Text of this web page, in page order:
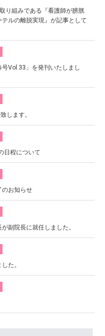
り組みである『看護師が膀胱
ルの離脱実現』が記事として
Vol.33」を発刊いたしまし
します。
日程について
お知らせ
副院長に就任しました。
た。